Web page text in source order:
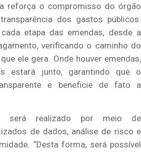
reforça o compromisso do órgão
dos gastos públicos.
etapa das emendas, desde a
verificando o caminho do
ele gera. Onde houver emendas,
estará junto, garantindo que o
e beneficie de fato a
será realizado por meio de
de dados, análise de risco e
“Desta forma, será possível